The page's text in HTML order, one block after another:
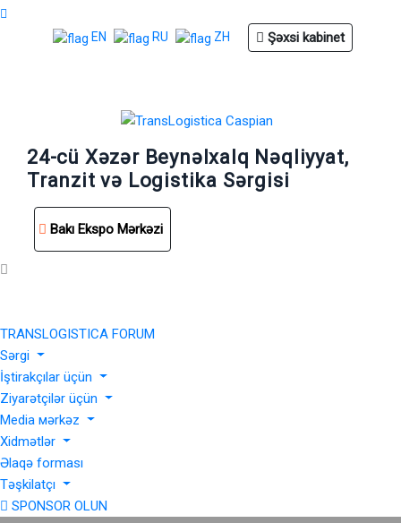
EN RU ZH Şəxsi kabinet
24-cü Xəzər Beynəlxalq Nəqliyyat,
Tranzit və Logistika Sərgisi
Bakı Ekspo Mərkəzi
TRANSLOGISTICA FORUM
Sərgi
İştirakçılar üçün
Ziyarətçilər üçün
Media мərkəz
Xidmətlər
Əlaqə forması
Təşkilatçı
SPONSOR OLUN